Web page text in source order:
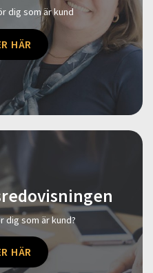
dig som är kund
HÄR
dig som är kund?
HÄR